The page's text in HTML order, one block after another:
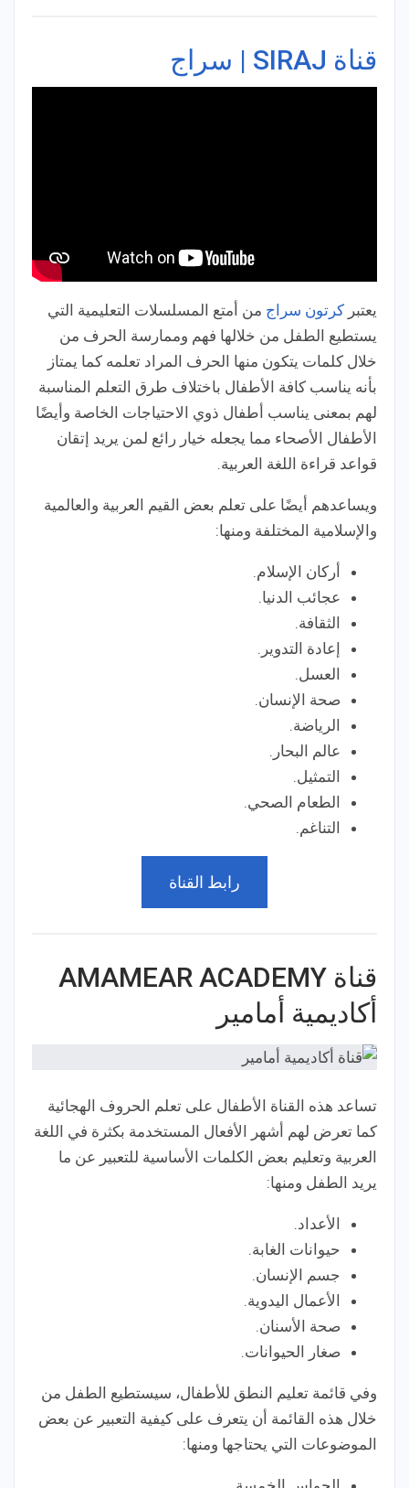
قناة SIRAJ | سراج
يعتبر كرتون سراج من أمتع المسلسلات التعليمية التي
يستطيع الطفل من خلالها فهم وممارسة الحرف من
خلال كلمات يتكون منها الحرف المراد تعلمه كما يمتاز
بأنه يناسب كافة الأطفال باختلاف طرق التعلم المناسبة
لهم بمعنى يناسب أطفال ذوي الاحتياجات الخاصة وأيضًا
الأطفال الأصحاء مما يجعله خيار رائع لمن يريد إتقان
قواعد قراءة اللغة العربية.
ويساعدهم أيضًا على تعلم بعض القيم العربية والعالمية
والإسلامية المختلفة ومنها:
أركان الإسلام.
عجائب الدنيا.
الثقافة.
إعادة التدوير.
العسل.
صحة الإنسان.
الرياضة.
عالم البحار.
التمثيل.
الطعام الصحي.
التناغم.
رابط القناة
قناة AMAMEAR ACADEMY
أكاديمية أمامير
تساعد هذه القناة الأطفال على تعلم الحروف الهجائية
كما تعرض لهم أشهر الأفعال المستخدمة بكثرة في اللغة
العربية وتعليم بعض الكلمات الأساسية للتعبير عن ما
يريد الطفل ومنها:
الأعداد.
حيوانات الغابة.
جسم الإنسان.
الأعمال اليدوية.
صحة الأسنان.
صغار الحيوانات.
وفي قائمة تعليم النطق للأطفال، سيستطيع الطفل من
خلال هذه القائمة أن يتعرف على كيفية التعبير عن بعض
الموضوعات التي يحتاجها ومنها: